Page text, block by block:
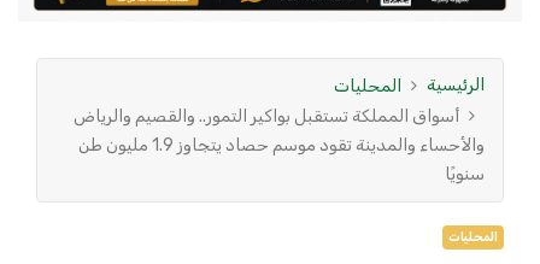
الرئيسية
المحليات
أسواق المملكة تستقبل بواكير التمور.. والقصيم والرياض
والأحساء والمدينة تقود موسم حصاد يتجاوز 1.9 مليون طن
سنويًا
المحليات